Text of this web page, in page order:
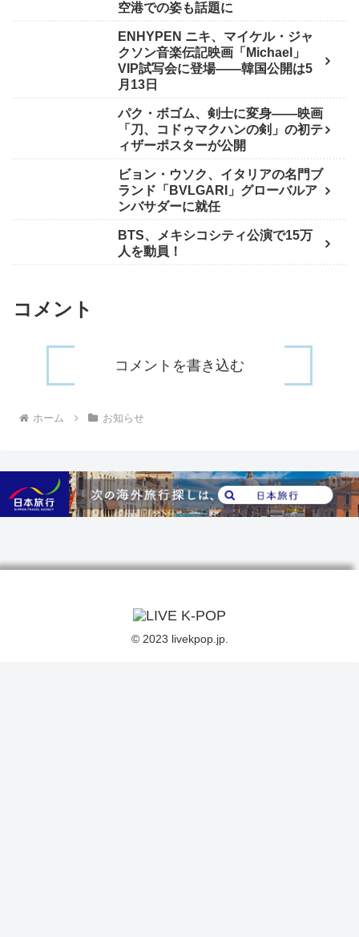
空港での姿も話題に
ENHYPEN ニキ、マイケル・ジャ
クソン音楽伝記映画「Michael」
VIP試写会に登場——韓国公開は5
月13日
パク・ボゴム、剣士に変身——映画
「刀、コドゥマクハンの剣」の初テ
ィザーポスターが公開
ビョン・ウソク、イタリアの名門ブ
ランド「BVLGARI」グローバルア
ンバサダーに就任
BTS、メキシコシティ公演で15万
人を動員！
コメント
コメントを書き込む
ホーム お知らせ
© 2023 livekpop.jp.